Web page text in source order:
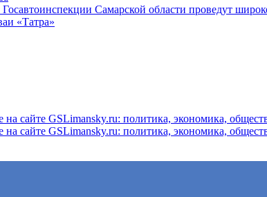
Самарской области проведут
«Татра»